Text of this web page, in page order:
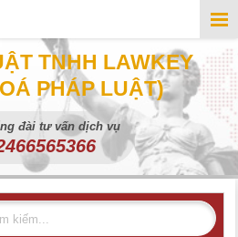
TNHH LAWKEY
PHÁP LUẬT)
đài tư vấn dịch vụ